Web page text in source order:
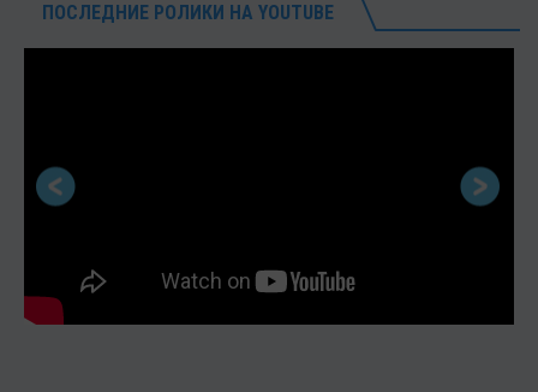
ПОСЛЕДНИЕ РОЛИКИ НА YOUTUBE